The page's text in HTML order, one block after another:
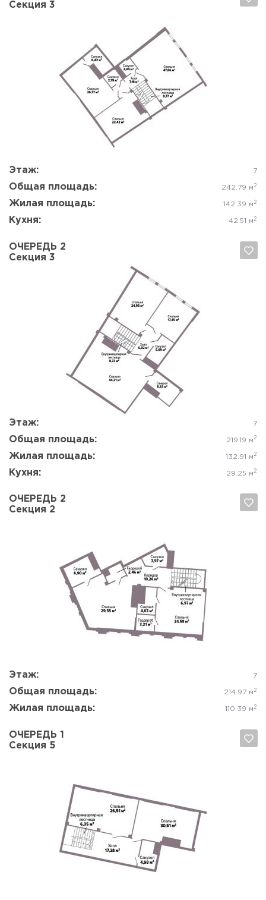
Секция 3
Этаж: 7
Общая площадь: 242.79 м 2
Жилая площадь: 142.39 м 2
Кухня: 42.51 м 2
Отмена
ОЧЕРЕДЬ 2
Секция 3
Этаж: 7
Общая площадь: 219.19 м 2
Жилая площадь: 132.91 м 2
Кухня: 29.25 м 2
Отмена
ОЧЕРЕДЬ 2
Секция 2
Этаж: 7
Общая площадь: 214.97 м 2
Жилая площадь: 110.39 м 2
Да, удалить Отмена
ОЧЕРЕДЬ 1
Секция 5
Отмена